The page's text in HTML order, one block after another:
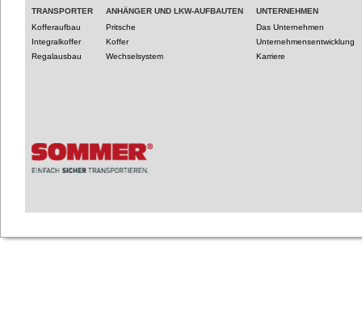
TRANSPORTER
Kofferaufbau
Integralkoffer
Regalausbau
ANHÄNGER UND LKW-AUFBAUTEN
Pritsche
Koffer
Wechselsystem
UNTERNEHMEN
Das Unternehmen
Unternehmensentwicklung
Karriere